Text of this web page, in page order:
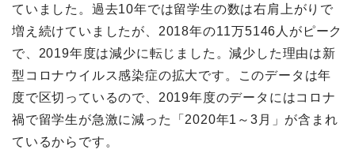
ていました。過去10年では留学生の数は右肩上がりで
増え続けていましたが、2018年の11万5146人がピーク
で、2019年度は減少に転じました。減少した理由は新
型コロナウイルス感染症の拡大です。このデータは年
度で区切っているので、2019年度のデータにはコロナ
禍で留学生が急激に減った「2020年1～3月」が含まれ
ているからです。